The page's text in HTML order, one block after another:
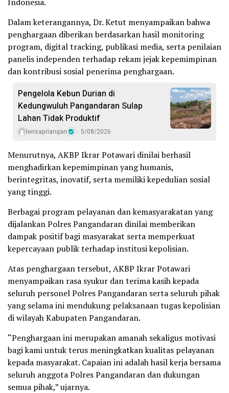
Dalam keterangannya, Dr. Ketut menyampaikan bahwa
penghargaan diberikan berdasarkan hasil monitoring
program, digital tracking, publikasi media, serta penilaian
panelis independen terhadap rekam jejak kepemimpinan
dan kontribusi sosial penerima penghargaan.
Pengelola Kebun Durian di
Kedungwuluh Pangandaran Sulap
Lahan Tidak Produktif ‎
lensapriangan 5/08/2026
Menurutnya, AKBP Ikrar Potawari dinilai berhasil
menghadirkan kepemimpinan yang humanis,
berintegritas, inovatif, serta memiliki kepedulian sosial
yang tinggi.
Berbagai program pelayanan dan kemasyarakatan yang
dijalankan Polres Pangandaran dinilai memberikan
dampak positif bagi masyarakat serta memperkuat
kepercayaan publik terhadap institusi kepolisian.
Atas penghargaan tersebut, AKBP Ikrar Potawari
menyampaikan rasa syukur dan terima kasih kepada
seluruh personel Polres Pangandaran serta seluruh pihak
yang selama ini mendukung pelaksanaan tugas kepolisian
di wilayah Kabupaten Pangandaran.
“Penghargaan ini merupakan amanah sekaligus motivasi
bagi kami untuk terus meningkatkan kualitas pelayanan
kepada masyarakat. Capaian ini adalah hasil kerja bersama
seluruh anggota Polres Pangandaran dan dukungan
semua pihak,” ujarnya.